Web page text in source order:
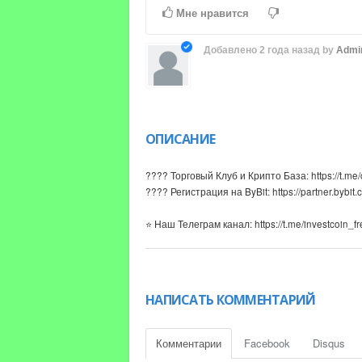
Мне нравится
Добавлено 2 года назадby
ОПИСАНИЕ
???? Торговый Клуб и Крипто База: https://
???? Регистрация на ByBit: https://
⭐️ Наш Телеграм канал: https://t.me/
Если возникли вопросы - пишите нам.
✅ Наш крипто-обменник (офисы в 5 странах):
????43,700$ БОНУС ПРИ РЕГИСТРАЦИИ????
???? Регистрация на ByBit: https://
НАПИСАТЬ КОММЕНТАРИЙ
Комментарии Facebook Disqus